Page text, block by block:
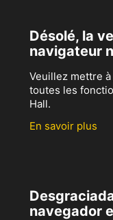
Désolé, la
navigateur
Veuillez mettre
toutes les
Hall.
En savoir plus
navegador